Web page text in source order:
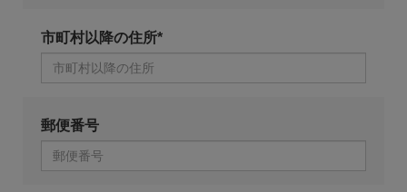
市町村以降の住所*
郵便番号